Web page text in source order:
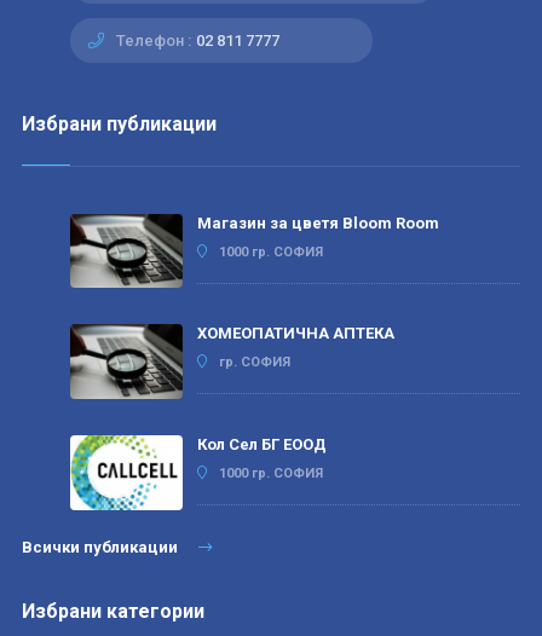
Телефон : 02 811 7777
Избрани публикации
Магазин за цветя Bloom Room
1000 гр. СОФИЯ
ХОМЕОПАТИЧНА АПТЕКА
гр. СОФИЯ
Кол Сел БГ ЕООД
1000 гр. СОФИЯ
Всички публикации
Избрани категории